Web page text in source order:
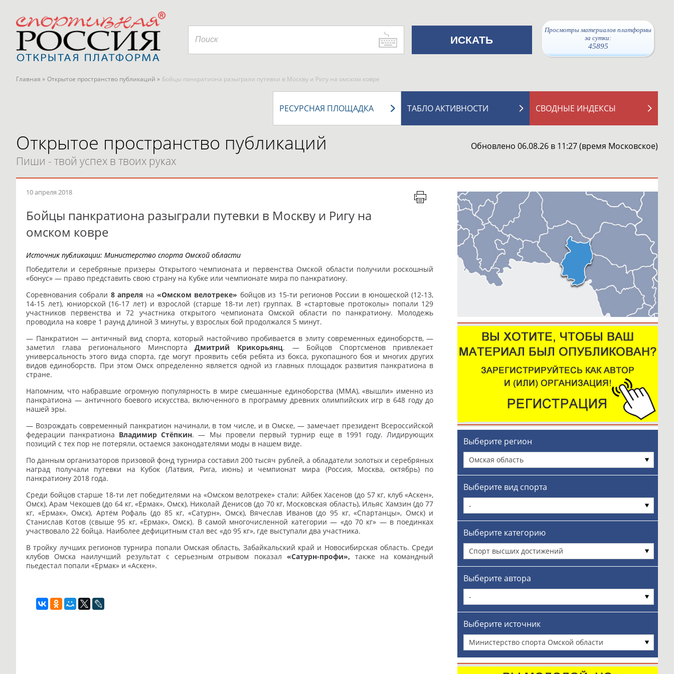
Просмотры материалов платформы
за сутки:
45895
Главная » Открытое пространство публикаций » Бойцы панкратиона разыграли путевки в Москву и Ригу на омском ковре
СВОДНЫЕ ИНДЕКСЫ
ТАБЛО АКТИВНОСТИ
РЕСУРСНАЯ ПЛОЩАДКА
Открытое пространство публикаций
Пиши - твой успех в твоих руках
Обновлено 06.08.26 в 11:27 (время Московское)
10 апреля 2018
Бойцы панкратиона разыграли путевки в Москву и Ригу на
омском ковре
Источник публикации: Министерство спорта Омской области
Победители и серебряные призеры Открытого чемпионата и первенства Омской области получили роскошный
«бонус» — право представить свою страну на Кубке или чемпионате мира по панкратиону.
Соревнования собрали 8 апреля на «Омском велотреке» бойцов из 15-ти регионов России в юношеской (12-13,
14-15 лет), юниорской (16-17 лет) и взрослой (старше 18-ти лет) группах. В «стартовые протоколы» попали 129
участников первенства и 72 участника открытого чемпионата Омской области по панкратиону. Молодежь
проводила на ковре 1 раунд длиной 3 минуты, у взрослых бой продолжался 5 минут.
— Панкратион — античный вид спорта, который настойчиво пробивается в элиту современных единоборств, —
заметил глава регионального МинспортаДмитрий Крикорьянц. — Бойцов Спортсменов привлекает
универсальность этого вида спорта, где могут проявить себя ребята из бокса, рукопашного боя и многих других
видов единоборств. При этом Омск определенно является одной из главных площадок развития панкратиона в
стране.
Напомним, что набравшие огромную популярность в мире смешанные единоборства (ММА), «вышли» именно из
панкратиона — античного боевого искусства, включенного в программу древних олимпийских игр в 648 году до
нашей эры.
— Возрождать современный панкратион начинали, в том числе, и в Омске, — замечает президент Всероссийской
федерации панкратиона Владимир Стёпкин. — Мы провели первый турнир еще в 1991 году. Лидирующих
позиций с тех пор не потеряли, остаемся законодателями моды в нашем виде.
По данным организаторов призовой фонд турнира составил 200 тысяч рублей, а обладатели золотых и серебряных
наград получали путевки на Кубок (Латвия, Рига, июнь) и чемпионат мира (Россия, Москва, октябрь) по
панкратиону 2018 года.
Среди бойцов старше 18-ти лет победителями на «Омском велотреке» стали: Айбек Хасенов (до 57 кг, клуб «Аскен»,
Омск), Арам Чекошев (до 64 кг, «Ермак», Омск), Николай Денисов (до 70 кг, Московская область), Ильяс Хамзин (до 77
кг, «Ермак», Омск), Артём Рофаль (до 85 кг, «Сатурн», Омск), Вячеслав Иванов (до 95 кг, «Спартанцы», Омск) и
Станислав Котов (свыше 95 кг, «Ермак», Омск). В самой многочисленной категории — «до 70 кг» — в поединках
участвовало 22 бойца. Наиболее дефицитным стал вес «до 95 кг», где выступали два участника.
В тройку лучших регионов турнира попали Омская область, Забайкальский край и Новосибирская область. Среди
клубов Омска наилучший результат с серьезным отрывом показал «Сатурн-профи», также на командный
пьедестал попали «Ермак» и «Аскен».
Выберите регион
Омская область
Выберите вид спорта
-
Выберите категорию
Спорт высших достижений
Выберите автора
-
Выберите источник
Министерство спорта Омской области